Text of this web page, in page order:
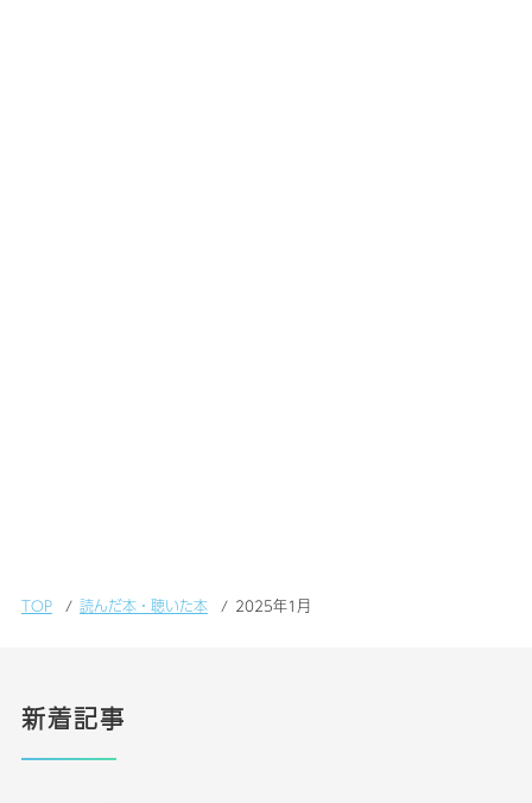
TOP 読んだ本・聴いた本 2025年1月
新着記事